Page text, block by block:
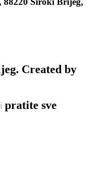
Created by
pratite sve